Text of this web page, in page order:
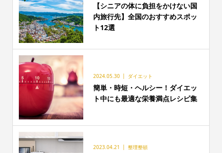
【シニアの体に負担をかけない国
内旅行先】全国のおすすめスポッ
ト12選
2024.05.30 ダイエット
簡単・時短・ヘルシー！ダイエッ
ト中にも最適な栄養満点レシピ集
2023.04.21 整理整頓